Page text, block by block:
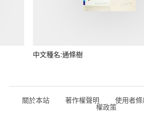
中文種名:通條樹
關於本站 著作權聲明 使用者
權政策